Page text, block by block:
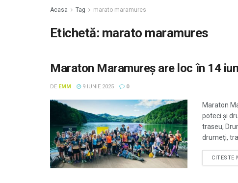
Acasa Tag marato maramures
Etichetă: marato maramures
Maraton Maramureș are loc în 14
DE EMM 9 IUNIE 2025 0
Maraton
poteci și
traseu,
drumeți,
CITESTE